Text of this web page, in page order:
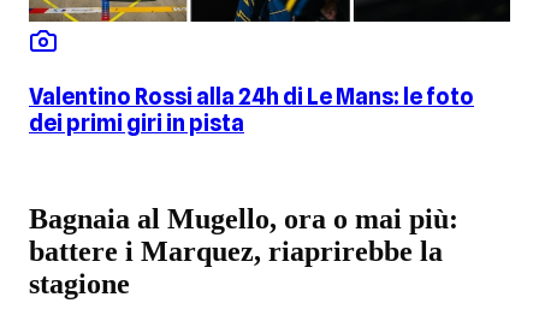
Valentino Rossi alla 24h di Le Mans: le foto
dei primi giri in pista
Bagnaia al Mugello, ora o mai più:
battere i Marquez, riaprirebbe la
stagione